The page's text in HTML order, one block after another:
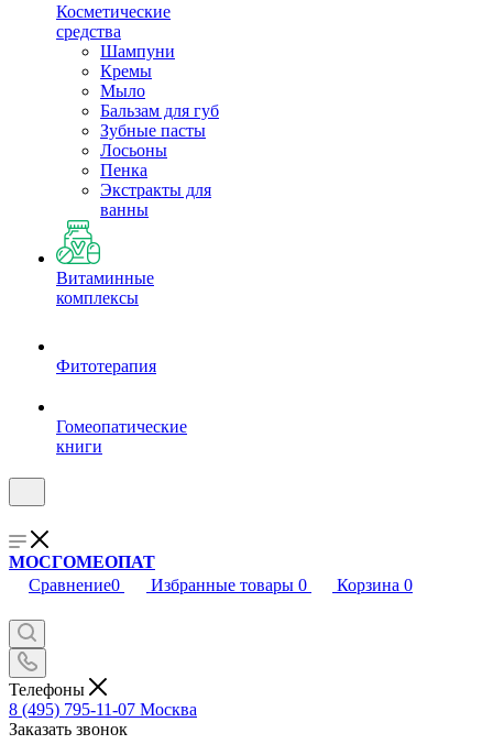
Косметические
средства
Шампуни
Кремы
Мыло
Бальзам для губ
Зубные пасты
Лосьоны
Пенка
Экстракты для
ванны
Витаминные
комплексы
Фитотерапия
Гомеопатические
книги
МОСГОМЕОПАТ
Сравнение0 Избранные товары 0 Корзина 0
Телефоны
8 (495) 795-11-07 Москва
Заказать звонок